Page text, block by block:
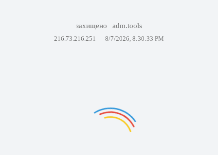
захищено adm.tools
216.73.216.251 — 8/7/2026, 8:30:33 PM